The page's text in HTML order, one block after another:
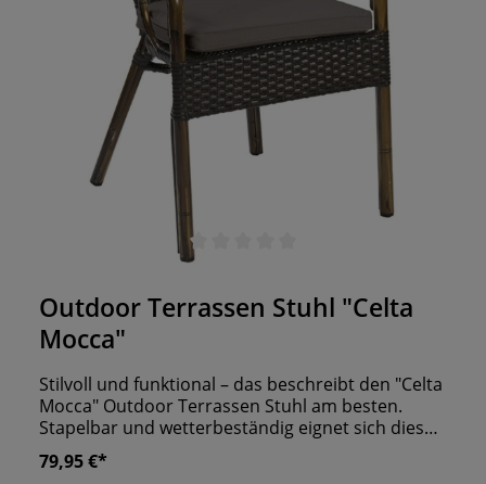
Durchschnittliche Bewertung von 0 von 5 Sternen
Outdoor Terrassen Stuhl "Celta
Mocca"
Stilvoll und funktional – das beschreibt den "Celta
Mocca" Outdoor Terrassen Stuhl am besten.
Stapelbar und wetterbeständig eignet sich dieser
Stuhl ideal für Gastronomieausstattungen und
den Einsatz im Freien. Die Sitzfläche aus flach
79,95 €*